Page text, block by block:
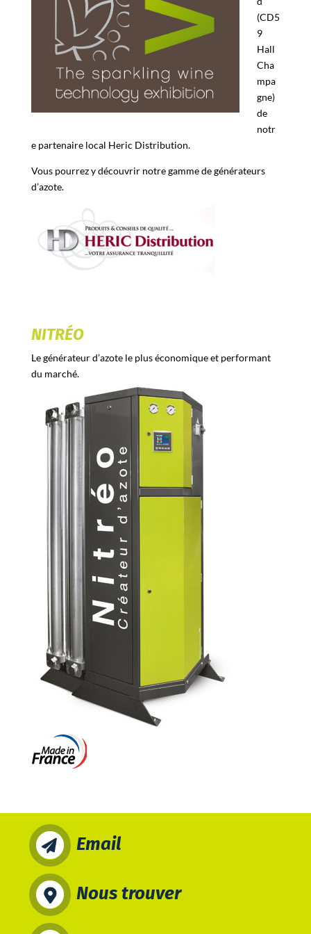
(CD5
9
Hall
Cha
mpa
gne)
de
notr
e partenaire local Heric Distribution.
Vous pourrez y découvrir notre gamme de générateurs
d’azote.
NITRÉO
Le générateur d’azote le plus économique et performant
du marché.
Email
Nous trouver